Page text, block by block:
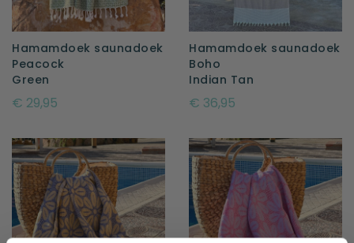
Hamamdoek saunadoek
Peacock
Green
€ 29,95
Hamamdoek saunadoek
Boho
Indian Tan
€ 36,95